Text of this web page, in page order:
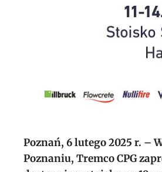
Poznań, 6 lutego 2025 r. –
Poznaniu, Tremco CPG